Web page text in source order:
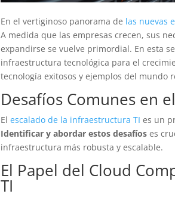
En el vertiginoso panorama de las nuevas
A medida que las empresas crecen, sus
expandirse se vuelve primordial. En esta
infraestructura tecnológica para el
tecnología exitosos y ejemplos del mundo
Desafíos Comunes en
Elescalado de la infraestructura TI es un
Identificar y abordar estos desafíos es
infraestructura más robusta y escalable.
El Papel del Cloud
TI